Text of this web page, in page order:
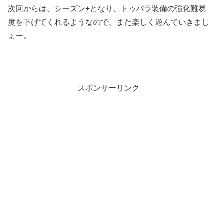
次回からは、シーズン+となり、トゥバラ装備の強化難易
度を下げてくれるようなので、また楽しく遊んでいきまし
ょー。
スポンサーリンク